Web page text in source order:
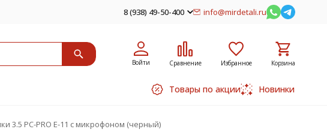
8 (938) 49-50-400 info@mirdetali.ru
Войти Сравнение Избранное Корзина
Товары по акции Новинки
3.5 PC-PRO E-11 с микрофоном (черный)